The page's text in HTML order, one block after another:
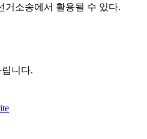
거소송에서 활용될 수 있다.
니다.